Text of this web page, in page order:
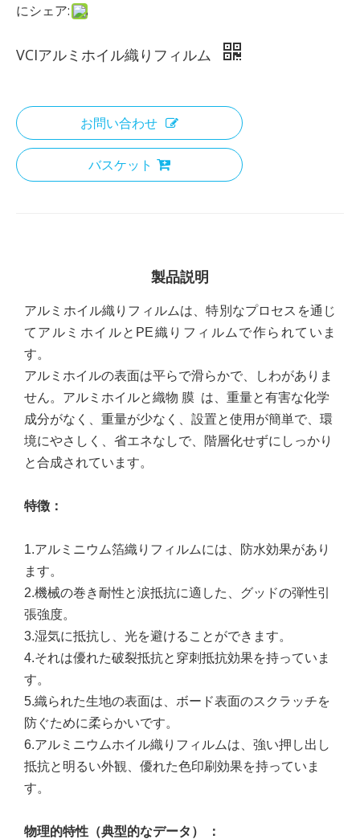
にシェア:
VCIアルミホイル織りフィルム
お問い合わせ
バスケット
製品説明
アルミホイル織りフィルムは、特別なプロセスを通じ
てアルミホイルとPE織りフィルムで作られていま
す。
アルミホイルの表面は平らで滑らかで、しわがありま
せん。アルミホイルと織物 膜 は、重量と有害な化学
成分がなく、重量が少なく、設置と使用が簡単で、環
境にやさしく、省エネなしで、階層化せずにしっかり
と合成されています。
特徴 ：
1.アルミニウム箔織りフィルムには、防水効果があり
ます。
2.機械の巻き耐性と涙抵抗に適した、グッドの弾性引
張強度。
3.湿気に抵抗し、光を避けることができます。
4.それは優れた破裂抵抗と穿刺抵抗効果を持っていま
す。
5.織られた生地の表面は、ボード表面のスクラッチを
防ぐために柔らかいです。
6.アルミニウムホイル織りフィルムは、強い押し出し
抵抗と明るい外観、優れた色印刷効果を持っていま
す。
物理的特性（典型的なデータ） ：